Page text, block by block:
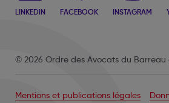
LINKEDIN FACEBOOK INSTAGRAM
© 2026 Ordre des Avocats du Barreau
Mentions et publications légales